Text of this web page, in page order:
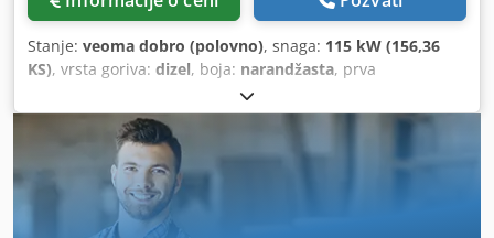
Stanje: veoma dobro (polovno), snaga: 115 kW (156,36
KS), vrsta goriva: dizel, boja: narandžasta, prva
, Godina proizvodnje:
15.109 h, Opšte informacije Modelska godina: 2012 Serijski
broj: DCH210R5NCEAH2500 Tehničke informacije Broj
cilindara: 4 Sopstvena težina: 22.600 kg Funkcionalno
Radna širina: 300 cm CE oznaka: da Stanje Tehničko stanje:
veoma dobro Vizuelno stanje: veoma dobro Finansijske
informacije Cena: Na upit Garancija Garancija: Iz prve